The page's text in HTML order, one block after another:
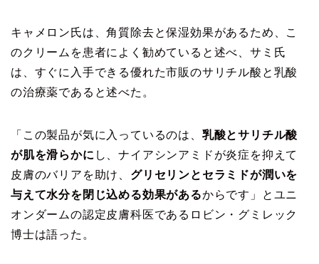
キャメロン氏は、角質除去と保湿効果があるため、こ
のクリームを患者によく勧めていると述べ、サミ氏
は、すぐに入手できる優れた市販のサリチル酸と乳酸
の治療薬であると述べた。
「この製品が気に入っているのは、 乳酸とサリチル酸
が肌を滑らかに し、ナイアシンアミドが炎症を抑えて
皮膚のバリアを助け、 グリセリンとセラミドが潤いを
与えて水分を閉じ込める効果があるからです」とユニ
オンダームの認定皮膚科医であるロビン・グミレック
博士は語った。